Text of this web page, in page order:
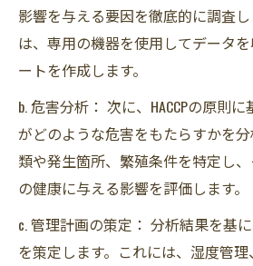
影響を与える要因を徹底的に調査
は、専用の機器を使用してデータ
ートを作成します。
b. 危害分析： 次に、HACCPの原則
がどのような危害をもたらすかを
類や発生箇所、繁殖条件を特定し
の健康に与える影響を評価します。
c. 管理計画の策定： 分析結果を基
を策定します。これには、湿度管